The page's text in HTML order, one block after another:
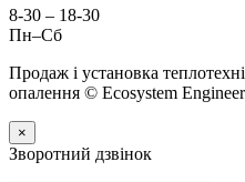
8-30 – 18-30
Пн–Сб
Продаж і установка
опалення © Ecosystem
×
Зворотний дзвінок